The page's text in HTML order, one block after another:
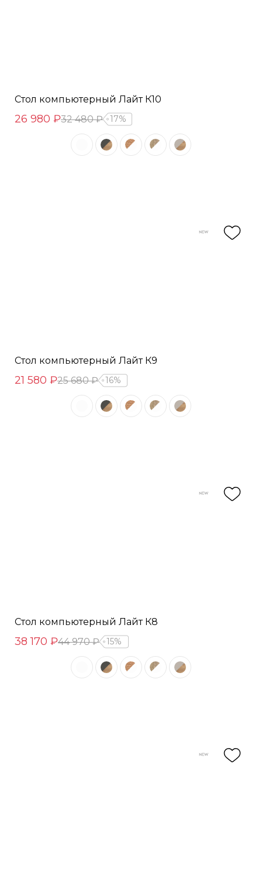
Стол компьютерный Лайт К10
26 980 ₽32 480 ₽ 17%
Стол компьютерный Лайт К9
21 580 ₽25 680 ₽ 16%
Стол компьютерный Лайт К8
38 170 ₽44 970 ₽ 15%